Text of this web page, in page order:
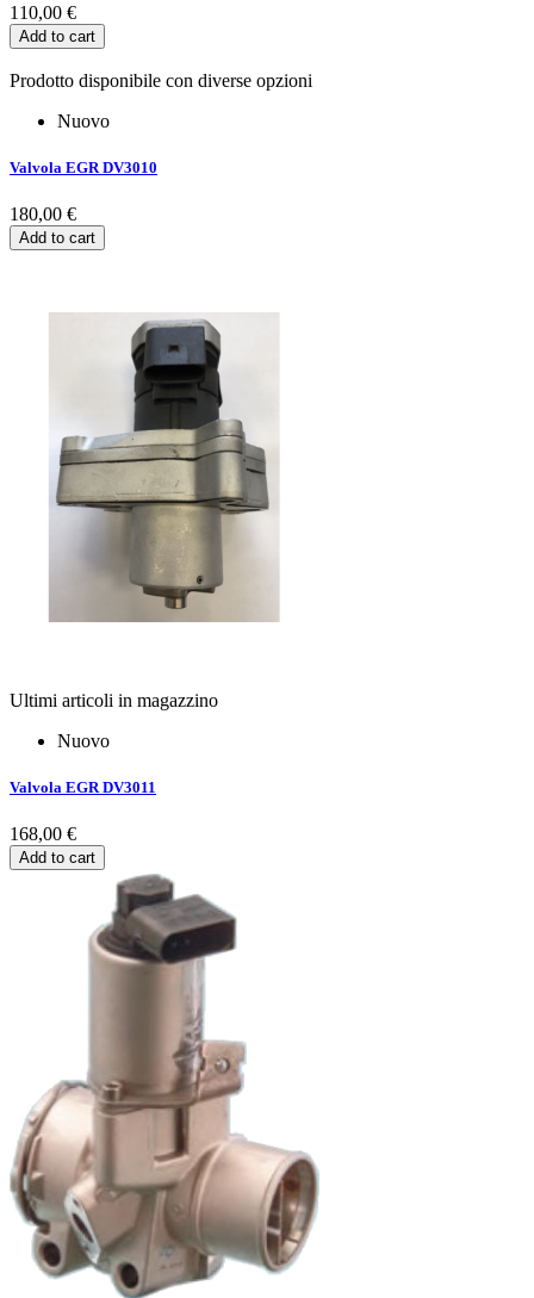
110,00 €
Add to cart
Prodotto disponibile con diverse opzioni
Nuovo
Valvola EGR DV3010
180,00 €
Add to cart
Ultimi articoli in magazzino
Nuovo
Valvola EGR DV3011
168,00 €
Add to cart